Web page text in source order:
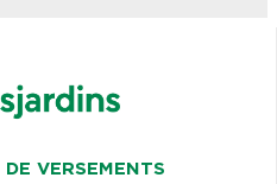
VERSEMENTS